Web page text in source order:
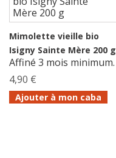
Mimolette vieille bio
Isigny Sainte Mère 200 g
Affiné 3 mois minimum.
4,90 €
Ajouter à mon caba